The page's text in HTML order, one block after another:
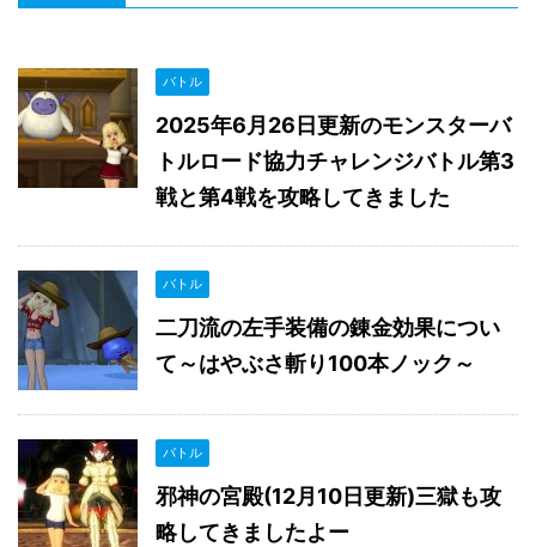
バトル
2025年6月26日更新のモンスターバ
トルロード協力チャレンジバトル第3
戦と第4戦を攻略してきました
バトル
二刀流の左手装備の錬金効果につい
て～はやぶさ斬り100本ノック～
バトル
邪神の宮殿(12月10日更新)三獄も攻
略してきましたよー